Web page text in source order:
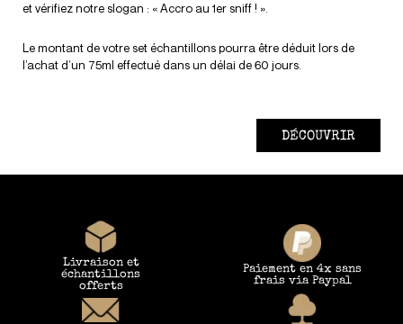
et vérifiez notre slogan : « Accro au 1er sniff ! ».
Le montant de votre set échantillons pourra être déduit lors de
l’achat d’un 75ml effectué dans un délai de 60 jours.
DÉCOUVRIR
Livraison et
échantillons
offerts
Paiement en 4x sans
frais via Paypal